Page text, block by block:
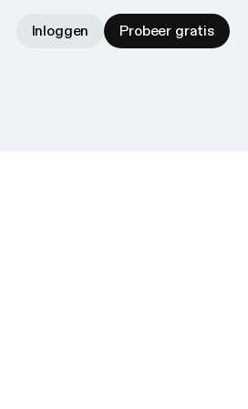
Inloggen Probeer gratis